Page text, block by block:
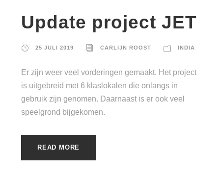
Update project JET
25 JULI 2019 CARLIJN ROOST INDIA
Er zijn weer veel vorderingen gemaakt. Het project
is uitgebreid met 6 klaslokalen die onlangs in
gebruik zijn genomen. Daarnaast is er ook veel
speelgrond bijgekomen.
READ MORE